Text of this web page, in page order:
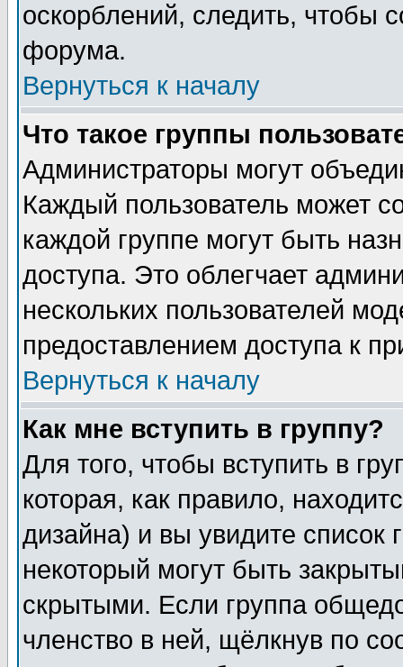
оскорблений, следить, чтобы
форума.
Вернуться к началу
Что такое группы
Администраторы могут
Каждый пользователь может
каждой группе могут быть
доступа. Это облегчает
нескольких пользователей
предоставлением доступа к
Вернуться к началу
Как мне вступить в группу?
Для того, чтобы вступить в
которая, как правило,
дизайна) и вы увидите список
некоторый могут быть
скрытыми. Если группа
членство в ней, щёлкнув по